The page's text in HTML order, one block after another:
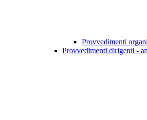
Provvedimenti
Provvedimenti dirigenti -